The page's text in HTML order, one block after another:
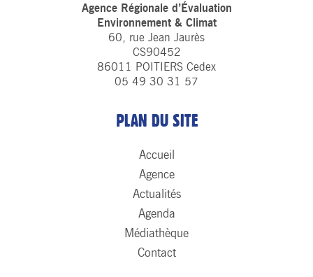
Agence Régionale d’Évaluation
Environnement & Climat
60, rue Jean Jaurès
CS90452
86011 POITIERS Cedex
05 49 30 31 57
PLAN DU SITE
Accueil
Agence
Actualités
Agenda
Médiathèque
Contact